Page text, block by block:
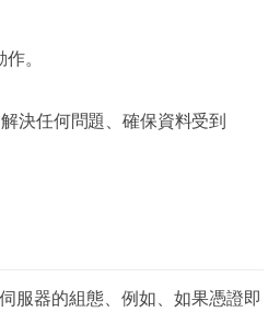
。
決任何問題、確保資料受到
服器的組態、例如、如果憑證即